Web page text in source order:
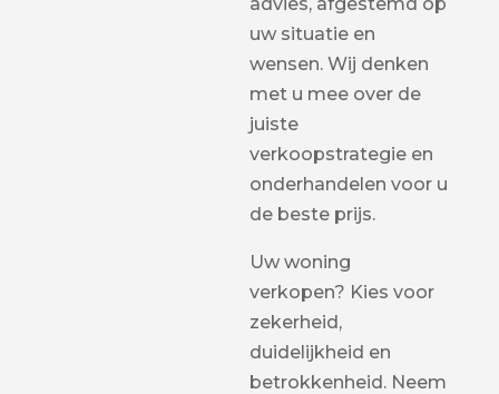
uw situatie en
wensen. Wij denken
met u mee over de
juiste
verkoopstrategie en
onderhandelen voor u
de beste prijs.
Uw woning
verkopen? Kies voor
zekerheid,
duidelijkheid en
betrokkenheid. Neem